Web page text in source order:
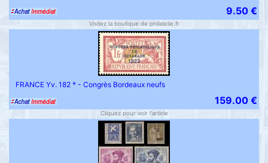
9.50 €
Visitez la boutique de philatelie.fr
FRANCE Yv. 182 * - Congrès Bordeaux neufs
159.00 €
Cliquez pour voir l'article